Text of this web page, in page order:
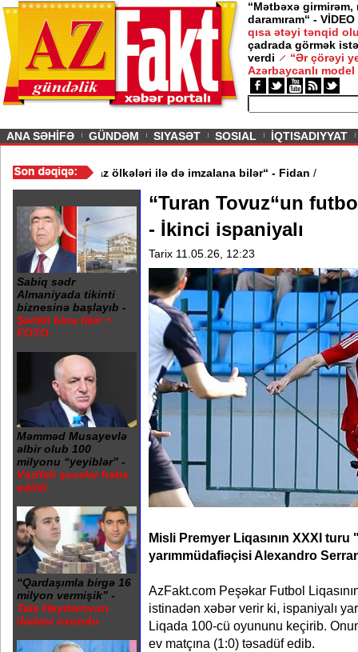
“Mətbəxə girmirəm,
daramıram“ - VİDEO
qısa ətəyi tənqid
çadrada görmək
verdi
“Ər çörəyi
Azərbaycanlı model
ANA SƏHİFƏ GÜNDƏM SIYASƏT SOSIAL İQTISADIYYAT
oxşar anlaşma Qafqaz ölkələri ilə də imzalana bilər“ - Fidan
Sabiq sədr
Almaniyada tikinti
biznesinə başlayıb -
Şərikli bina tikir +
FOTO
Məmməd Musayevlə
əlbir olub 100
milyonu “yeyiblər” -
Vəzifəli şəxslər həbs
edildi
“Qardaşımla birgə 16
milyon vermişik” -
Tale Heydərovun
ifadəsi oxundu
“Turan Tovuz“un
- İkinci ispaniyalı
Tarix 11.05.26, 12:23
Misli Premyer Liqasının XXXI
yarımmüdafiəçisi Alexandro
AzFakt.com Peşəkar Futbol
istinadən xəbər verir ki, ispaniyalı
Liqada 100-cü oyununu keçirib.
ev matçına (1:0) təsadüf edib.